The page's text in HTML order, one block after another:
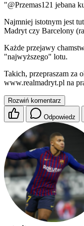
"@Przemas121 jebana
Najmniej istotnym jest
Madryt czy Barcelony
Każde przejawy
"najwyższego" lotu.
Takich, przepraszam za
www.realmadryt.pl na
Rozwiń komentarz
Odpowiedz